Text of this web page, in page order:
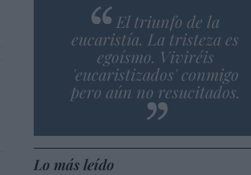
El triunfo de la
eucaristía. La tristeza es
egoísmo. Viviréis
'eucaristizados' conmigo
pero aún no resucitados.
Lo más leído